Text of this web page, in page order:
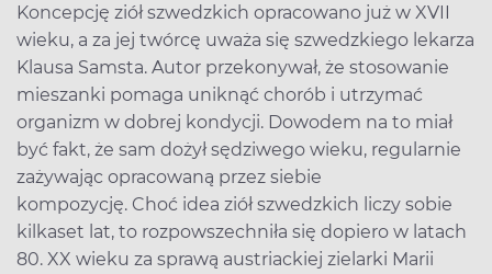
Koncepcję ziół szwedzkich opracowano już w XVII
wieku, a za jej twórcę uważa się szwedzkiego lekarza
Klausa Samsta. Autor przekonywał, że stosowanie
mieszanki pomaga uniknąć chorób i utrzymać
organizm w dobrej kondycji. Dowodem na to miał
być fakt, że sam dożył sędziwego wieku, regularnie
zażywając opracowaną przez siebie
kompozycję. Choć idea ziół szwedzkich liczy sobie
kilkaset lat, to rozpowszechniła się dopiero w latach
80. XX wieku za sprawą austriackiej zielarki Marii